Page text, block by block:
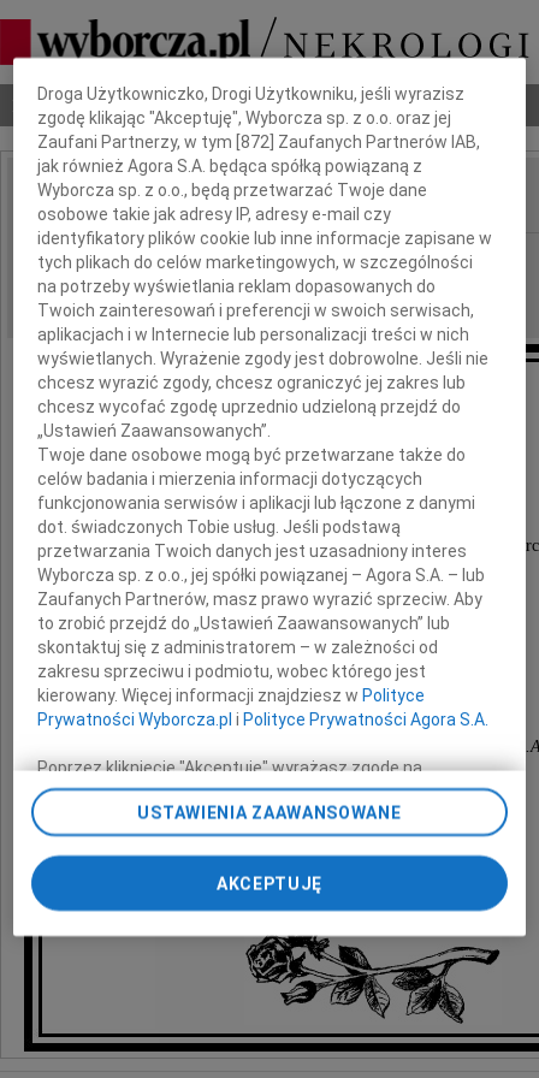
Nekrologi Odeszli Poradnik pogrzebowy
IMIĘ I NAZWISKO:
REGION: Poznań
DATA EMISJI: 10.05.2012
Naszej Koleżance
Annie Antkowiak
i Jej Rodzinie
wyrazy głębokiego współczucia z powodu
Mamy
składają
Zarząd i pracownicy Imperial Tobacco Polska
Dbamy o Twoją prywatność
Droga Użytkowniczko, Drogi Użytkowniku, jeśli wyrazisz
zgodę klikając "Akceptuję", Wyborcza sp. z o.o. oraz jej
Zaufani Partnerzy, w tym [872 ] Zaufanych Partnerów IAB,
jak również Agora S.A. będąca spółką powiązaną z
Wyborcza sp. z o.o., będą przetwarzać Twoje dane
osobowe takie jak adresy IP, adresy e-mail czy
identyfikatory plików cookie lub inne informacje zapisane w
tych plikach do celów marketingowych, w szczególności
na potrzeby wyświetlania reklam dopasowanych do
Twoich zainteresowań i preferencji w swoich serwisach,
aplikacjach i w Internecie lub personalizacji treści w nich
wyświetlanych. Wyrażenie zgody jest dobrowolne. Jeśli nie
chcesz wyrazić zgody, chcesz ograniczyć jej zakres lub
chcesz wycofać zgodę uprzednio udzieloną przejdź do
„Ustawień Zaawansowanych”.
Twoje dane osobowe mogą być przetwarzane także do
celów badania i mierzenia informacji dotyczących
funkcjonowania serwisów i aplikacji lub łączone z danymi
dot. świadczonych Tobie usług. Jeśli podstawą
przetwarzania Twoich danych jest uzasadniony interes
Wyborcza sp. z o.o., jej spółki powiązanej – Agora S.A. – lub
Zaufanych Partnerów, masz prawo wyrazić sprzeciw. Aby
to zrobić przejdź do „Ustawień Zaawansowanych” lub
skontaktuj się z administratorem – w zależności od
zakresu sprzeciwu i podmiotu, wobec którego jest
kierowany. Więcej informacji znajdziesz w Polityce
Prywatności Wyborcza.pl i Polityce Prywatności Agora S.A.
Poprzez kliknięcie "Akceptuję" wyrażasz zgodę na
zainstalowanie i przechowywanie plików typu cookie
Wyborczej sp. z o. o. jej Zaufanych Partnerów i Agora S.A.
na Twoim urządzeniu końcowym. Możesz też w każdej
chwili zmienić swoje preferencje dot. plików cookie,
ponownie wywołując narzędzie do zarządzania Twoimi
preferencjami dot. przetwarzania danych poprzez
odnośnik „Ustawienia prywatności” w stopce serwisu i
przechodząc do sekcji „Ustawienia zaawansowane”.
Zmiana ustawień plików cookie możliwa jest także za
My, nasi Zaufani Partnerzy i Agora S.A. możemy
USTAWIENIA ZAAWANSOWANE
AKCEPTUJĘ